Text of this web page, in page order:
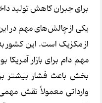
برای جبران کاهش تولید
یکی از چالش‌های مهم در این
از مکزیک است. این کشور
مهم دام برای بازار
بخش باعث فشار بیشتر
وارداتی معمولاً نقش